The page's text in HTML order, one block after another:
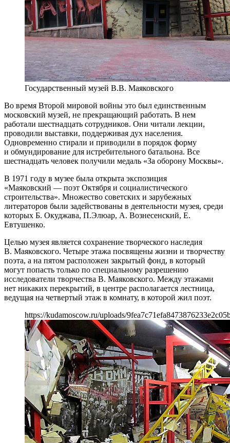
Государственный музей В.В. Маяковского
Во время Второй мировой войны это был единственным
московский музей, не прекращающий работать. В нем
работали шестнадцать сотрудников. Они читали лекции,
проводили выставки, поддерживая дух населения.
Одновременно стирали и приводили в порядок форму
и обмундирование для истребительного батальона. Все
шестнадцать человек получили медаль «За оборону Москвы».
В 1971 году в музее была открыта экспозиция
«Маяковский — поэт Октября и социалистического
строительства». Множество советских и зарубежных
литераторов были задействованы в деятельности музея, среди
которых Б. Окуджава, П.Элюар, А. Вознесенский, Е.
Евтушенко.
Целью музея является сохранение творческого наследия
В. Маяковского. Четыре этажа посвящены жизни и творчеству
поэта, а на пятом расположен закрытый фонд, в который
могут попасть только по специальному разрешению
исследователи творчества В. Маяковского. Между этажами
нет никаких перекрытий, в центре располагается лестница,
ведущая на четвертый этаж в комнату, в которой жил поэт.
https://kudamoscow.ru/uploads/